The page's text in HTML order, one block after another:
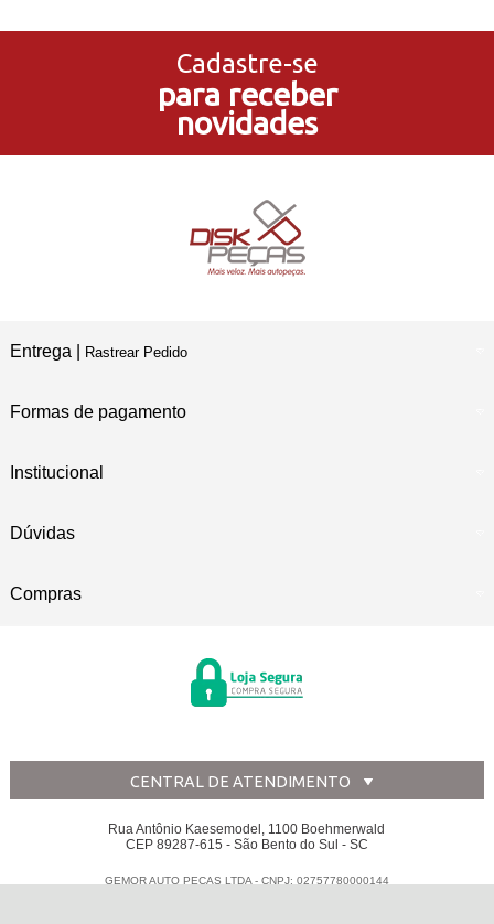
no Cartão de Crédito
5% de Desconto
no Pagamento PIX
Em Nossas Lojas Físicas
Cadastre-se
para receber
novidades
Entrega | Rastrear Pedido
Formas de pagamento
Institucional
Dúvidas
Compras
CENTRAL DE ATENDIMENTO
Rua Antônio Kaesemodel, 1100 Boehmerwald
CEP 89287-615 - São Bento do Sul - SC
GEMOR AUTO PECAS LTDA - CNPJ: 02757780000144